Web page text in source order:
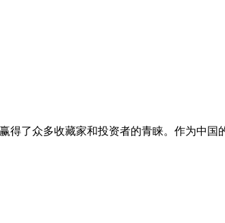
了众多收藏家和投资者的青睐。作为中